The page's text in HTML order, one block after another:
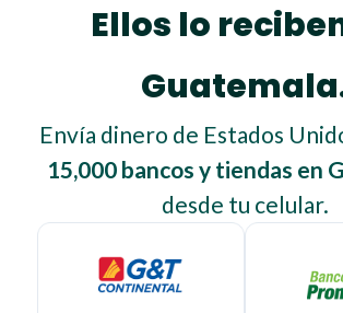
Ellos lo
Envía dinero de Estados
15,000 bancos y tiendas en
desde tu celular.